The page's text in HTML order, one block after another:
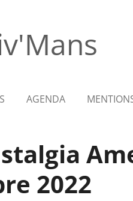
AGENDA
2022